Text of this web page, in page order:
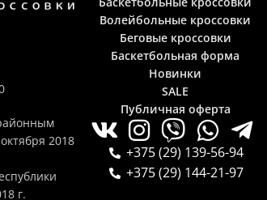
2018
г.
Волейбольные кроссовки
Беговые кроссовки
Баскетбольная форма
Новинки
SALE
Публичная оферта
+375 (29) 139-56-94
+375 (29) 144-21-97